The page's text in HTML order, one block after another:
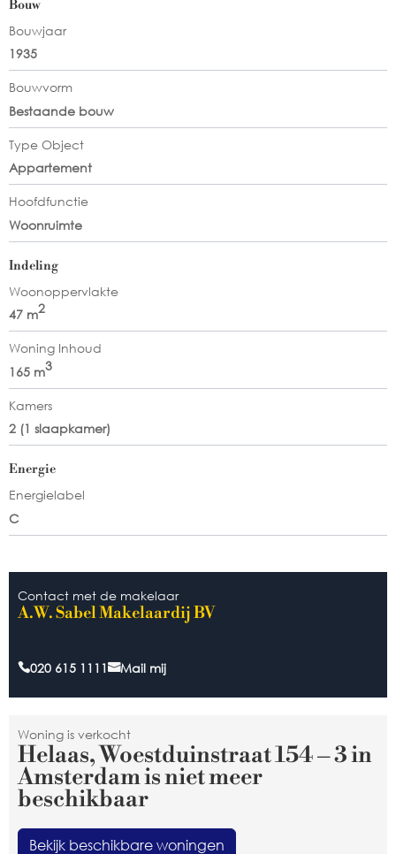
Bouw
Bouwjaar
1935
Bouwvorm
Bestaande bouw
Type Object
Appartement
Hoofdfunctie
Woonruimte
Indeling
Woonoppervlakte
47 m2
Woning Inhoud
165 m3
Kamers
2 (1 slaapkamer)
Energie
Energielabel
C
Contact met de makelaar
A.W. Sabel Makelaardij BV
020 615 1111 Mail mij
Woning is verkocht
Helaas, Woestduinstraat 154 – 3 in
Amsterdam is niet meer
beschikbaar
Bekijk beschikbare woningen